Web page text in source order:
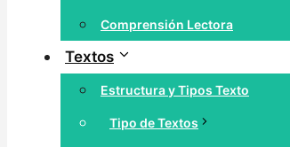
Comprensión Lectora
Textos
Estructura y Tipos Texto
Tipo de Textos